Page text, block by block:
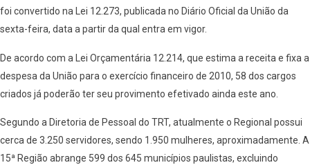
foi convertido na Lei 12.273, publicada no Diário Oficial da União da
sexta-feira, data a partir da qual entra em vigor.
De acordo com a Lei Orçamentária 12.214, que estima a receita e fixa a
despesa da União para o exercício financeiro de 2010, 58 dos cargos
criados já poderão ter seu provimento efetivado ainda este ano.
Segundo a Diretoria de Pessoal do TRT, atualmente o Regional possui
cerca de 3.250 servidores, sendo 1.950 mulheres, aproximadamente. A
15ª Região abrange 599 dos 645 municípios paulistas, excluindo